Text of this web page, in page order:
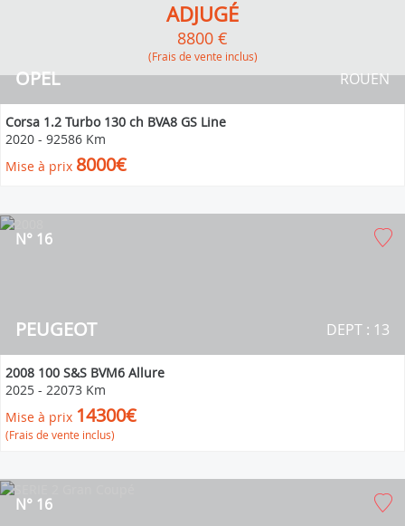
OPEL ROUEN
ADJUGÉ
8800 €
(Frais de vente inclus)
Corsa 1.2 Turbo 130 ch BVA8 GS Line
2020 - 92586 Km
Mise à prix 8000€
PEUGEOT
N° 16
DEPT : 13
2008 100 S&S BVM6 Allure
2025 - 22073 Km
Mise à prix 14300€
(Frais de vente inclus)
N° 16